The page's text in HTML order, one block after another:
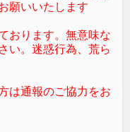
願いいたします
おります。無意味な
い。迷惑行為、荒ら
は通報のご協力をお